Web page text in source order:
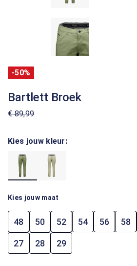
-50%
Bartlett Broek
€ 89,99
Kies jouw kleur:
Kies jouw maat
48 50 52 54 56 58
27 28 29